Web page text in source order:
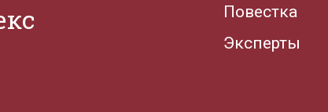
Повестка
Эксперты